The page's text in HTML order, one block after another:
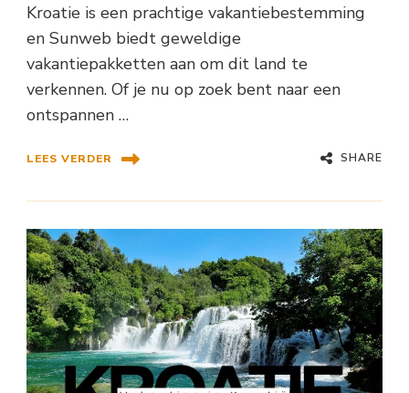
Kroatie is een prachtige vakantiebestemming
en Sunweb biedt geweldige
vakantiepakketten aan om dit land te
verkennen. Of je nu op zoek bent naar een
ontspannen …
LEES VERDER SHARE